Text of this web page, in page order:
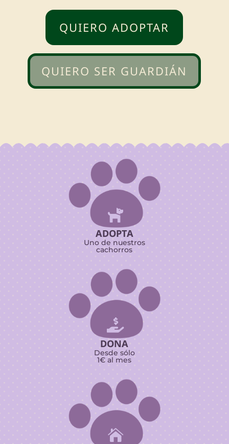
QUIERO ADOPTAR
QUIERO SER GUARDIÁN

ADOPTA
Uno de nuestros
cachorros

DONA
Desde sólo
1€ al mes
